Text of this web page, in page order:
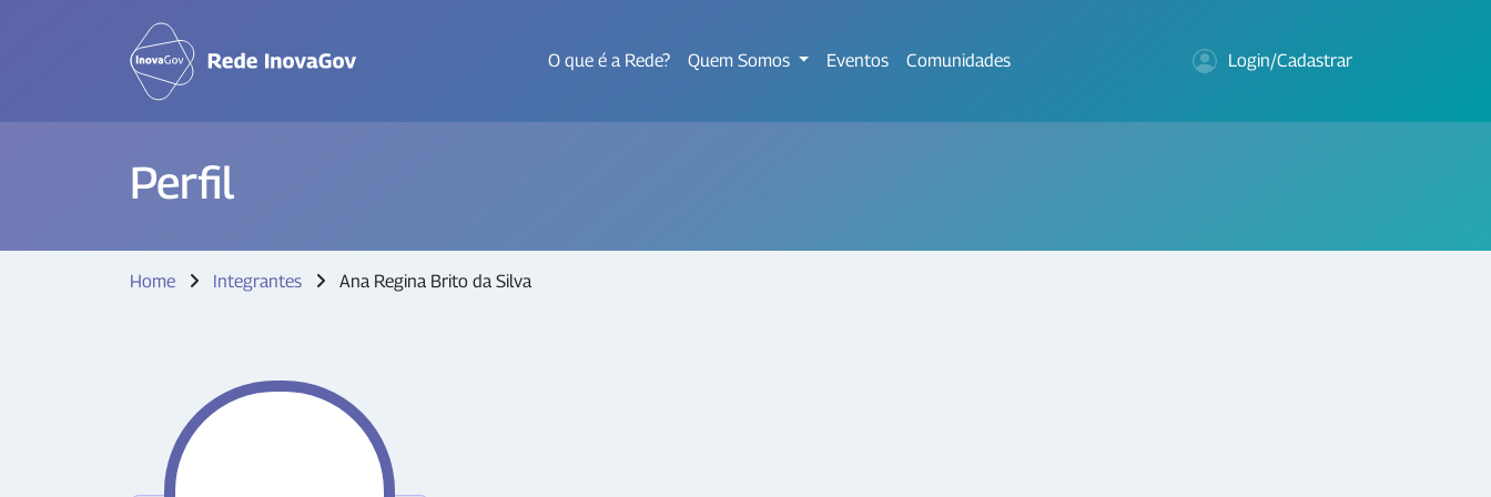
O que é a Rede? Quem Somos Eventos Comunidades Login/Cadastrar
Perfil
Home Integrantes Ana Regina Brito da Silva